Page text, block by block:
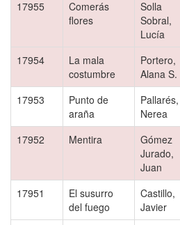
17955
Comerás
flores
Solla
Sobral,
Lucía
17954
La mala
costumbre
Portero,
Alana S.
17953
Punto de
araña
Pallarés,
Nerea
17952 Mentira
Gómez
Jurado,
Juan
17951
El susurro
del fuego
Castillo,
Javier